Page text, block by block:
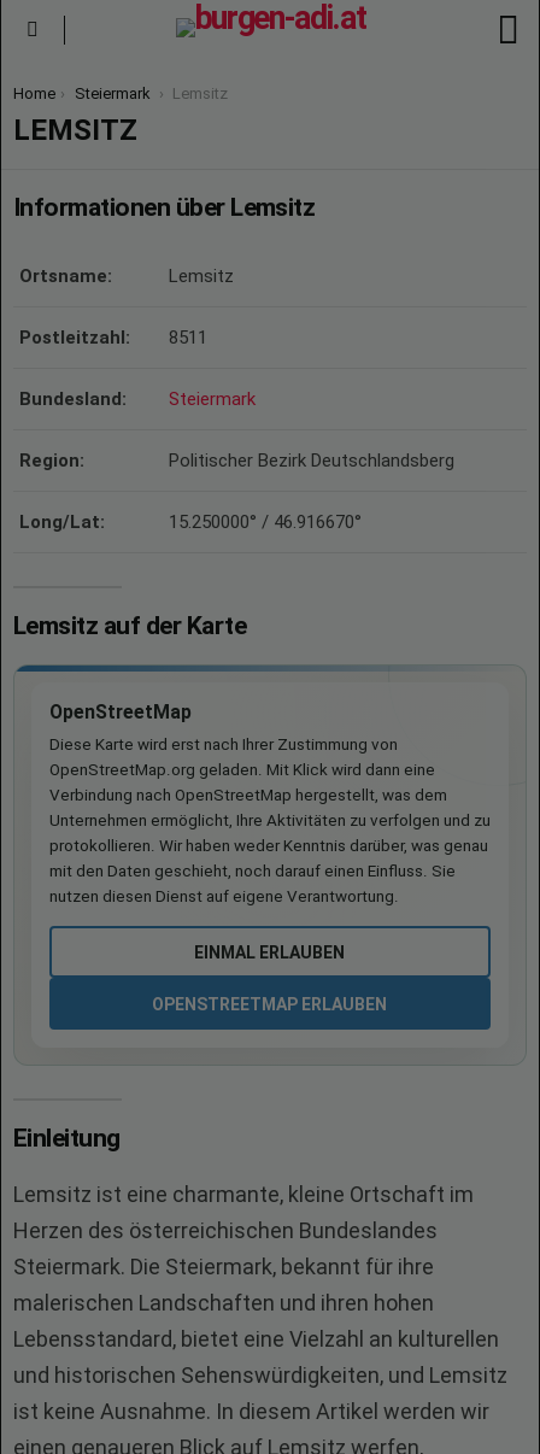
You are here:
Home Steiermark Lemsitz
LEMSITZ
Informationen über Lemsitz
Ortsname: Lemsitz
Postleitzahl: 8511
Bundesland: Steiermark
Region: Politischer Bezirk Deutschlandsberg
Long/Lat: 15.250000° / 46.916670°
Lemsitz auf der Karte
OpenStreetMap
Diese Karte wird erst nach Ihrer Zustimmung von
OpenStreetMap.org geladen. Mit Klick wird dann eine
Verbindung nach OpenStreetMap hergestellt, was dem
Unternehmen ermöglicht, Ihre Aktivitäten zu verfolgen und zu
protokollieren. Wir haben weder Kenntnis darüber, was genau
mit den Daten geschieht, noch darauf einen Einfluss. Sie
nutzen diesen Dienst auf eigene Verantwortung.
EINMAL ERLAUBEN
OPENSTREETMAP ERLAUBEN
Einleitung
Lemsitz ist eine charmante, kleine Ortschaft im
Herzen des österreichischen Bundeslandes
Steiermark. Die Steiermark, bekannt für ihre
malerischen Landschaften und ihren hohen
Lebensstandard, bietet eine Vielzahl an kulturellen
und historischen Sehenswürdigkeiten, und Lemsitz
ist keine Ausnahme. In diesem Artikel werden wir
einen genaueren Blick auf Lemsitz werfen,